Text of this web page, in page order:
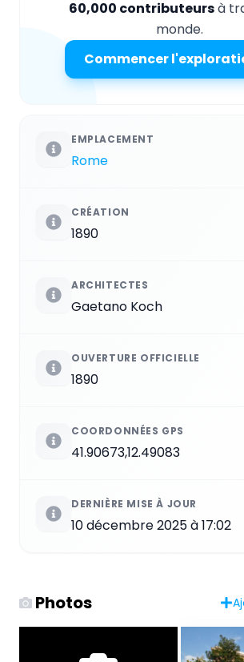
60,000 contributeursà
monde.
Commencer
EMPLACEMENT
Rome
CRÉATION
1890
ARCHITECTES
Gaetano Koch
OUVERTURE OFFICIELLE
1890
COORDONNÉES GPS
41.90673,12.49083
DERNIÈRE MISE À JOUR
10 décembre 2025 à 17:02
Photos